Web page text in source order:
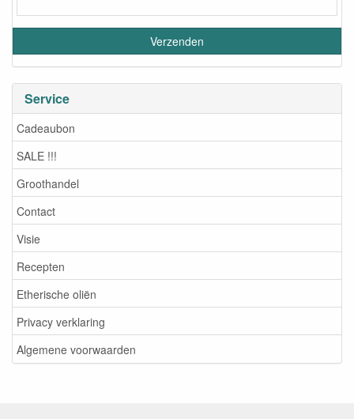
Service
Cadeaubon
SALE !!!
Groothandel
Contact
Visie
Recepten
Etherische oliën
Privacy verklaring
Algemene voorwaarden